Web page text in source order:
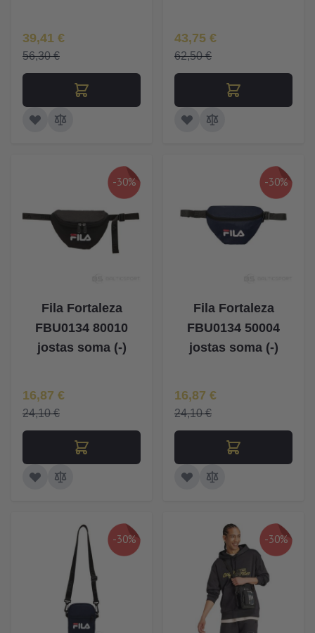
Īpaša Cena
39,41 €
56,30 €
Īpaša Cena
43,75 €
62,50 €
-30%
Fila Fortaleza
FBU0134 80010
jostas soma (-)
Īpaša Cena
16,87 €
24,10 €
-30%
Fila Fortaleza
FBU0134 50004
jostas soma (-)
Īpaša Cena
16,87 €
24,10 €
-30% -30%